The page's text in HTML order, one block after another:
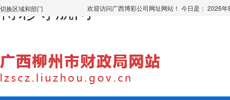
博彩导航网
切换区域和部门 欢迎访问广西博彩公司网址网站！ 今日是： 2026